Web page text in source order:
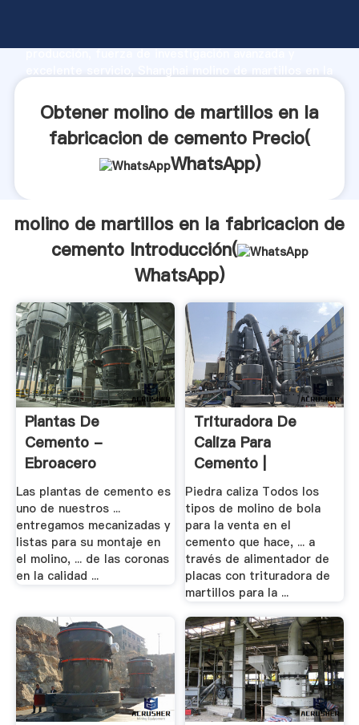
producción, fuerza de investigación avanzada y
aporta valores a todos los clientes.
Obtener molino de martillos en la
fabricacion de cemento Precio(
WhatsApp)
molino de martillos en la fabricacion de
cemento Introducción(
WhatsApp)
Plantas De
Cemento -
Ebroacero
Las plantas de cemento es
uno de nuestros ...
entregamos mecanizadas y
listas para su montaje en
el molino, ... de las coronas
en la calidad ...
Trituradora De
Caliza Para
Cemento |
Worldcrushers
Piedra caliza Todos los
tipos de molino de bola
para la venta en el
cemento que hace, ... a
través de alimentador de
placas con trituradora de
martillos para la ...